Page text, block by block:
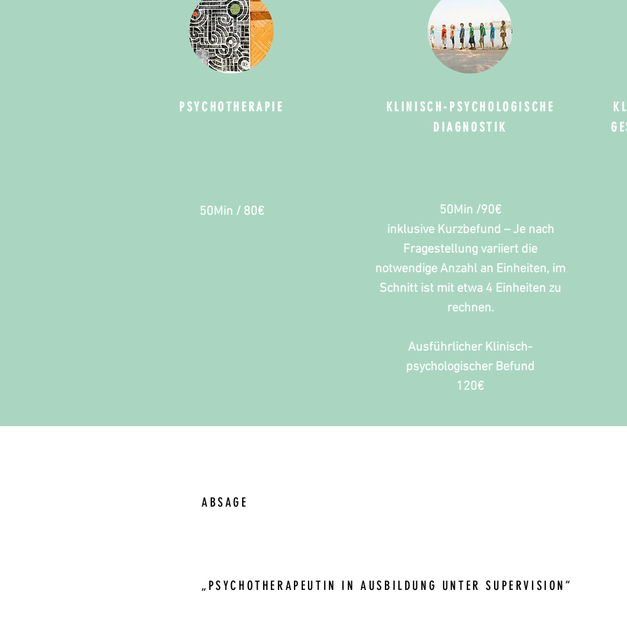
PSYCHOTHERAPIE
50Min / 80€
KLINISCH-PSYCHOLOGISCHE
DIAGNOSTIK
50Min /90€
inklusive Kurzbefund – Je nach
Fragestellung variiert die
notwendige Anzahl an Einheiten, im
Schnitt ist mit etwa 4 Einheiten zu
rechnen.
Ausführlicher Klinisch-
psychologischer Befund
120€
ABSAGE
„PSYCHOTHERAPEUTIN IN AUSBILDUNG UNTER SUPERVISION“